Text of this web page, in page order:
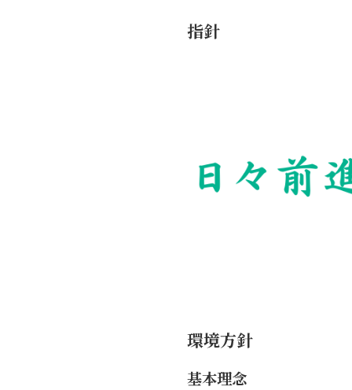
指針
環境方針
基本理念